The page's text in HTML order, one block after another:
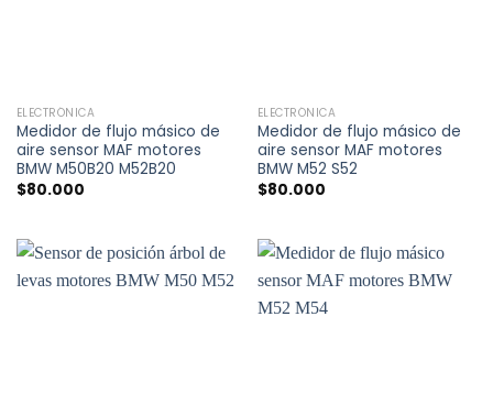
ELECTRÓNICA
Medidor de flujo másico de
aire sensor MAF motores
BMW M50B20 M52B20
$80.000
ELECTRÓNICA
Medidor de flujo másico de
aire sensor MAF motores
BMW M52 S52
$80.000